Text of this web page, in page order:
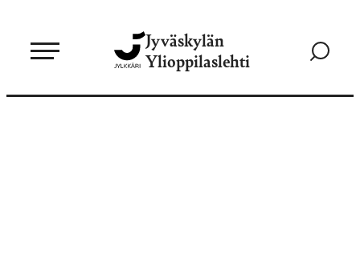
sisältöön
Jyväskylän
Ylioppilaslehti
Siirry